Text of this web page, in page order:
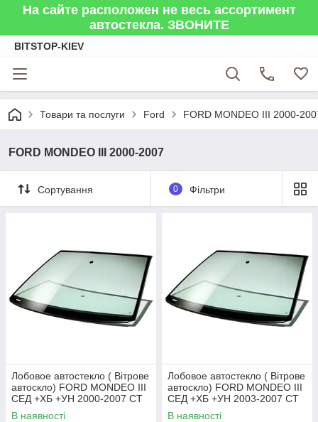
На сайте расположен не весь ассортимент
автостекла. ЗВОНИТЕ
BITSTOP-KIEV
Товари та послуги Ford FORD MONDEO III 2000-
FORD MONDEO III 2000-2007
Сортування 0 Фільтри
Лобовое автостекло ( Вітрове
автоскло) FORD MONDEO III
СЕД +ХБ +УН 2000-2007 СТ
ВЕТР ЗЛ+VIN+ИНК
В наявності
Лобовое автостекло ( Вітрове
автоскло) FORD MONDEO III
СЕД +ХБ +УН 2003-2007 СТ
ВЕТР ЗЛ+VIN+УО
В наявності